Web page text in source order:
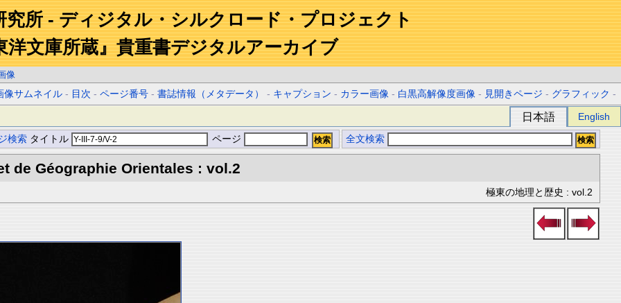
究所 - ディジタル・シルクロード・プロジェクト
洋文庫所蔵』貴重書デジタルアーカイブ
像
像サムネイル - 目次 -ページ番号 -書誌情報（メタデータ） - キャプション - カラー画像 - 白黒高解像度画像 - 見開きページ - グラフィック -
日本語 English
検索 タイトル ページ 全文検索
de Géographie Orientales : vol.2
極東の地理と歴史 : vol.2